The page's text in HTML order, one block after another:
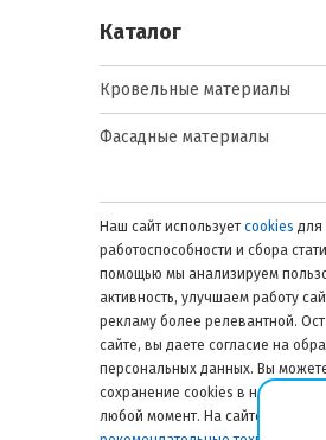
Каталог
Кровельные материалы
Фасадные материалы
Наш сайт использует cookies для
работоспособности и сбора
помощью мы анализируем
активность, улучшаем работу
рекламу более релевантной.
сайте, вы даете согласие на
персональных данных. Вы
сохранение cookies в настройках
любой момент. На сайте также